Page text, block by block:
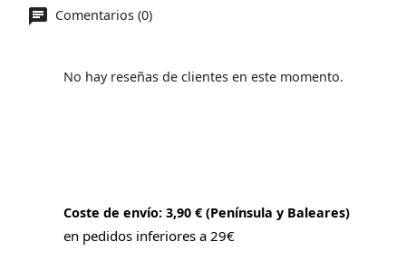
Comentarios (0)
No hay reseñas de clientes en este momento.
Coste de envío: 3,90 € (Península y Baleares)
en pedidos inferiores a 29€